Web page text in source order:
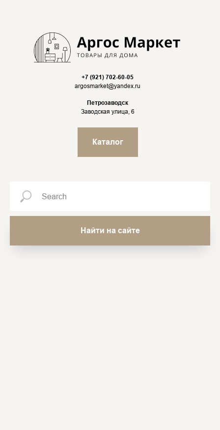
+7 (921) 702-60-05
argosmarket@yandex.ru
Петрозаводск
Заводская улица, 6
Каталог
Найти на сайте